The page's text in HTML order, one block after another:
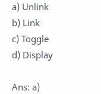
a) Unlink
b) Link
c) Toggle
d) Display
Ans: a)